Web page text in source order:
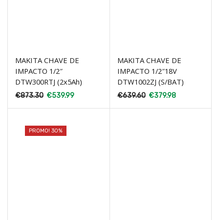
MAKITA CHAVE DE
IMPACTO 1/2″
DTW300RTJ (2x5Ah)
€873.30 €539.99
MAKITA CHAVE DE
IMPACTO 1/2″18V
DTW1002ZJ (S/BAT)
€639.60 €379.98
PROMO! 30%